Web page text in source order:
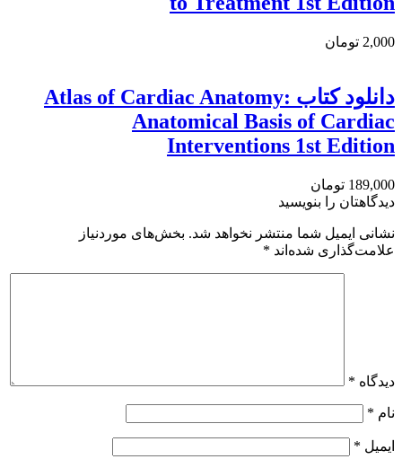
2,000 تومان
دانلود کتاب Atlas of Cardiac Anatomy:
Anatomical Basis of Cardiac
Interventions 1st Edition
189,000 تومان
دیدگاهتان را بنویسید
نشانی ایمیل شما منتشر نخواهد شد. بخش‌های موردنیاز
علامت‌گذاری شده‌اند *
دیدگاه *
نام *
ایمیل *